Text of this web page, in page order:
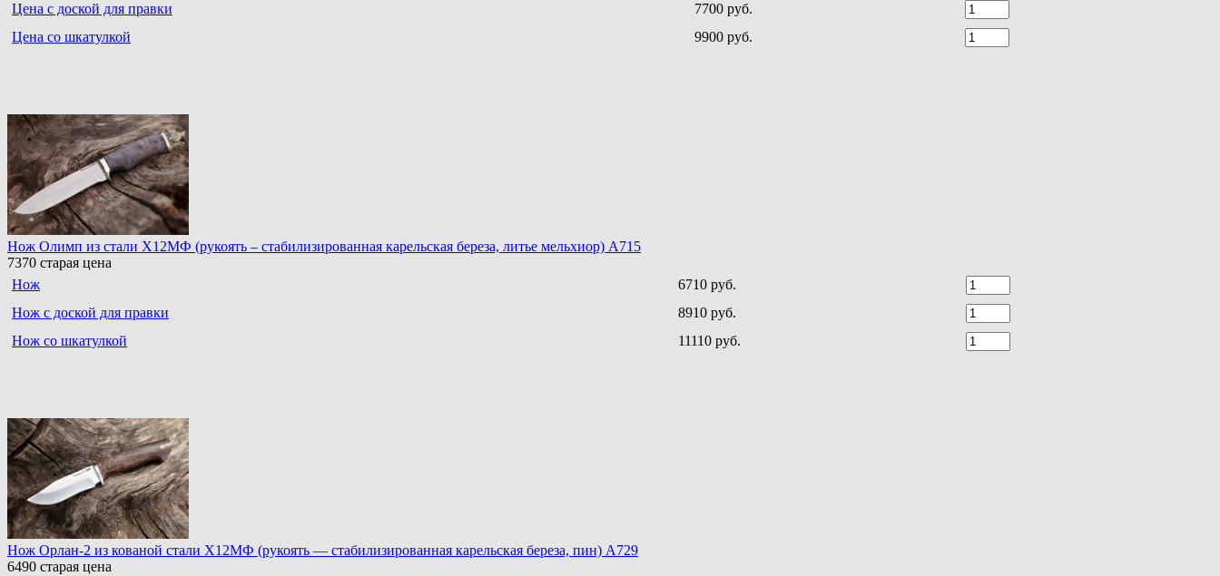
Цена с доской для правки
7700 руб.
Цена со шкатулкой
9900 руб.
Нож Олимп из стали Х12МФ (рукоять – стабилизированная карельская береза, литье мельхиор) A715
7370 старая цена
Нож
6710 руб.
Нож с доской для правки
8910 руб.
Нож со шкатулкой
11110 руб.
Нож Орлан-2 из кованой стали Х12МФ (рукоять — стабилизированная карельская береза, пин) A729
6490 старая цена